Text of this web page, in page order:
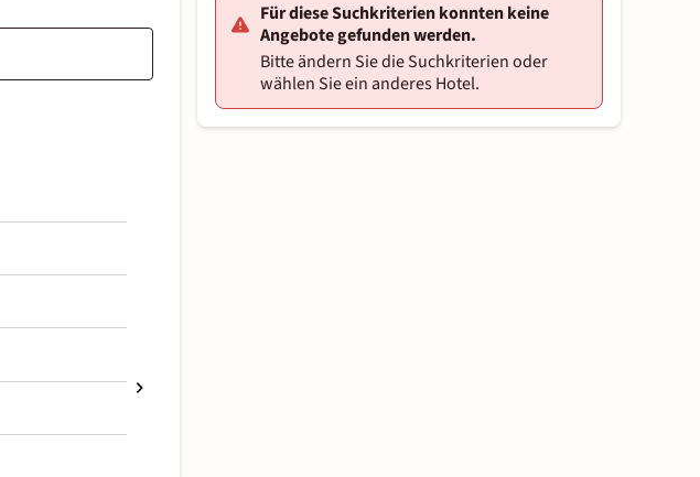
Für diese Suchkriterien konnten keine
Angebote gefunden werden.
Bitte ändern Sie die Suchkriterien oder
wählen Sie ein anderes Hotel.